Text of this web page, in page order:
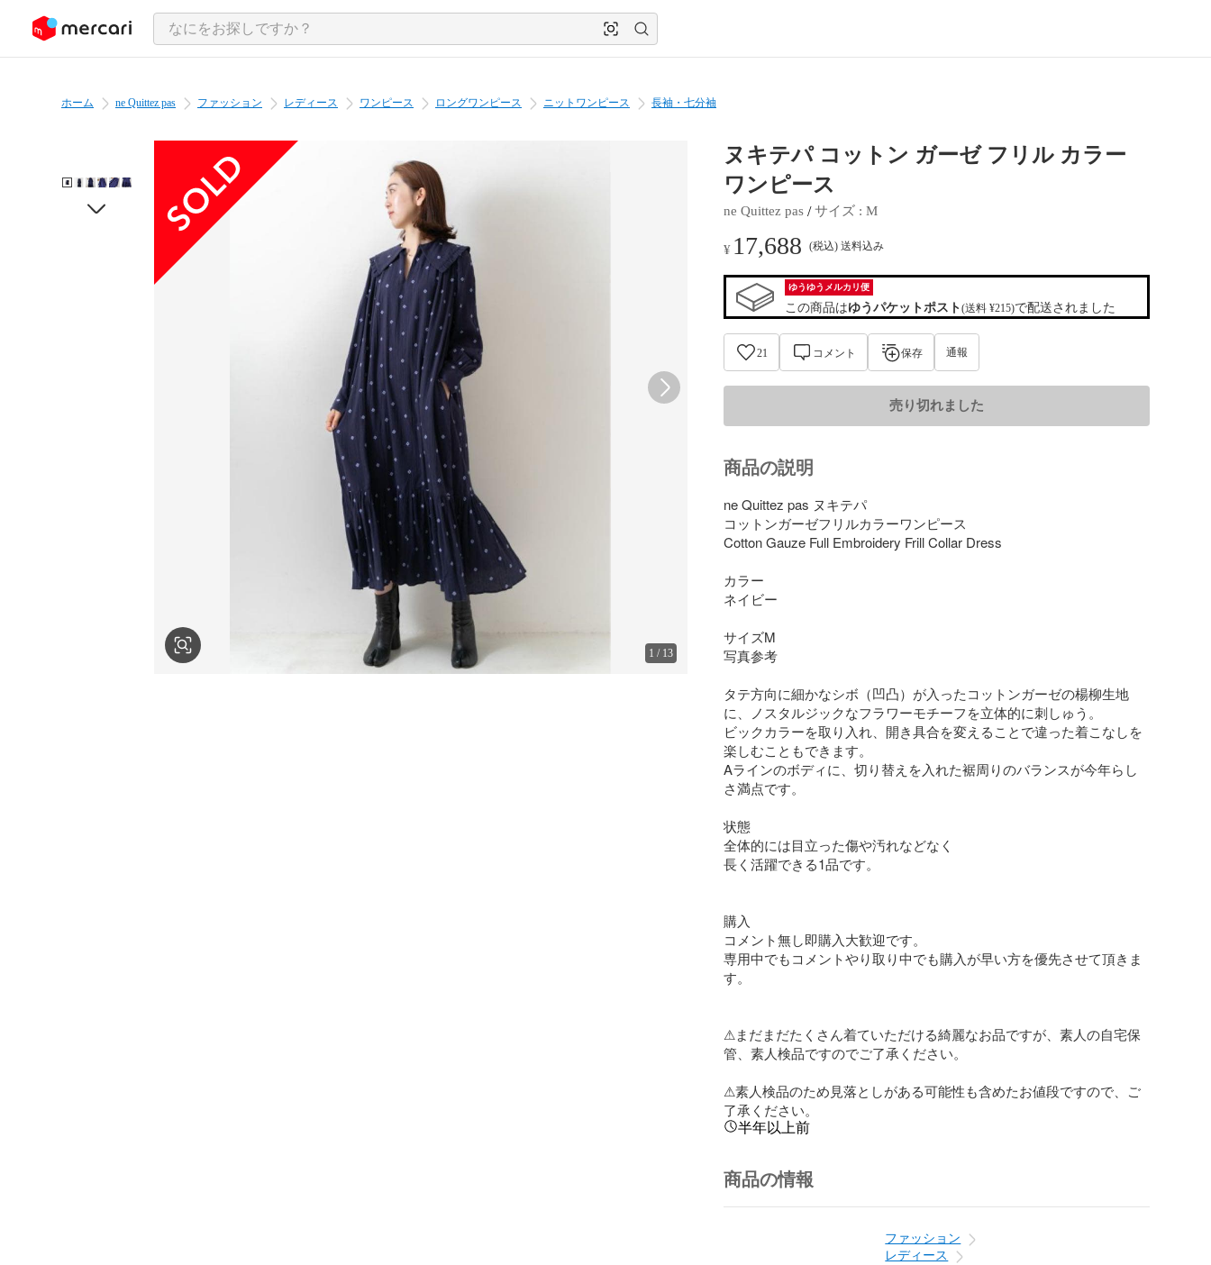
ツにスキップ
ホーム ne Quittez pas ファッション レディース ワンピース ロングワンピース ニットワンピース 長袖・七分袖
1 / 13
ヌキテパ コットン ガーゼ フリル カラー
ワンピース
ne Quittez pas / サイズ : M
¥ 17,688 (税込) 送料込み
ゆうゆうメルカリ便
この商品はゆうパケットポスト(送料 ¥215)で配送されました
21 コメント 保存 通報
売り切れました
商品の説明
ne Quittez pas ヌキテパ
コットンガーゼフリルカラーワンピース
Cotton Gauze Full Embroidery Frill Collar Dress
カラー
ネイビー
サイズM
写真参考
タテ方向に細かなシボ（凹凸）が入ったコットンガーゼの楊柳生地
に、ノスタルジックなフラワーモチーフを立体的に刺しゅう。
ビックカラーを取り入れ、開き具合を変えることで違った着こなしを
楽しむこともできます。
Aラインのボディに、切り替えを入れた裾周りのバランスが今年らし
さ満点です。
状態
全体的には目立った傷や汚れなどなく
長く活躍できる1品です。
購入
コメント無し即購入大歓迎です。
専用中でもコメントやり取り中でも購入が早い方を優先させて頂きま
す。
⚠まだまだたくさん着ていただける綺麗なお品ですが、素人の自宅保
管、素人検品ですのでご了承ください。
⚠素人検品のため見落としがある可能性も含めたお値段ですので、ご
了承ください。
半年以上前
商品の情報
ファッション
レディース